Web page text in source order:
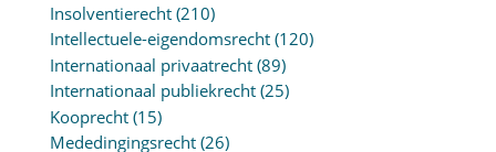
Insolventierecht(210)
Intellectuele-eigendomsrecht(120)
Internationaal privaatrecht(89)
Internationaal publiekrecht(25)
Kooprecht(15)
Mededingingsrecht(26)